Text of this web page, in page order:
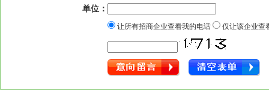
单位：
让所有招商企业查看我的电话 仅让该企业查